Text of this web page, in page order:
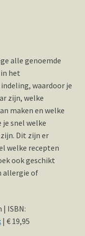
alle genoemde
het
waardoor je
zijn, welke
maken en welke
snel welke
Dit zijn er
welke recepten
ook geschikt
allergie of
ISBN:
| € 19,95